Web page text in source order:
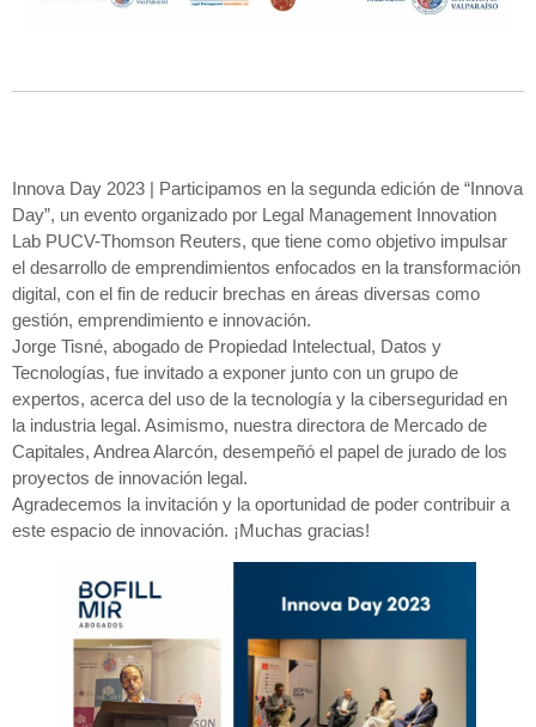
Innova Day 2023 | Participamos en la segunda edición de “Innova
Day”, un evento organizado por Legal Management Innovation
Lab PUCV-Thomson Reuters, que tiene como objetivo impulsar
el desarrollo de emprendimientos enfocados en la transformación
digital, con el fin de reducir brechas en áreas diversas como
gestión, emprendimiento e innovación.
Jorge Tisné, abogado de Propiedad Intelectual, Datos y
Tecnologías, fue invitado a exponer junto con un grupo de
expertos, acerca del uso de la tecnología y la ciberseguridad en
la industria legal. Asimismo, nuestra directora de Mercado de
Capitales, Andrea Alarcón, desempeñó el papel de jurado de los
proyectos de innovación legal.
Agradecemos la invitación y la oportunidad de poder contribuir a
este espacio de innovación. ¡Muchas gracias!